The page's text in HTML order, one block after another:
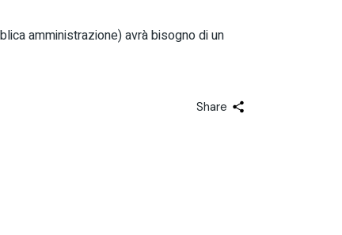
amministrazione) avrà bisogno di un
Share